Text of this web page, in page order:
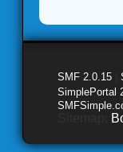
SMF 2.0.15
SimplePortal